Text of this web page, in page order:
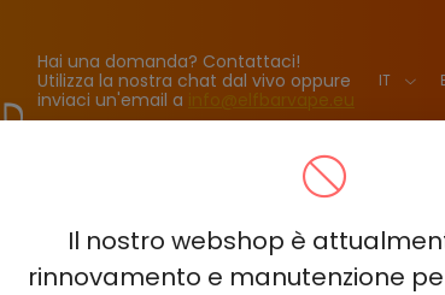
Il nostro webshop è
rinnovamento e manutenzione
Hai una domanda? Contattaci!
Utilizza la nostra chat dal vivo oppure
inviaci un'email a info@elfbarvape.eu
VOZOL NEON 45000
NICOTINE KING 40000 - 2%-3%-5% ELF BAR SOUR